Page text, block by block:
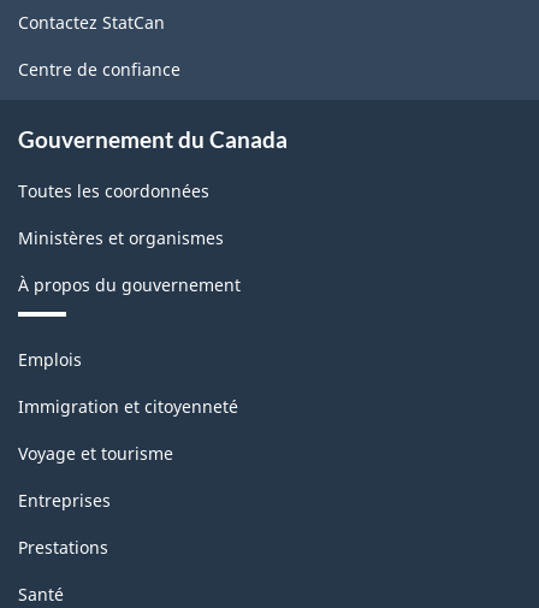
-
ARCHIVÉ
-
ce
site
Contactez StatCan
Centre de confiance
Gouvernement du Canada
Toutes les coordonnées
Ministères et organismes
À propos du gouvernement
Thèmes
sujets
Emplois
Immigration et citoyenneté
Voyage et tourisme
Entreprises
Prestations
Santé